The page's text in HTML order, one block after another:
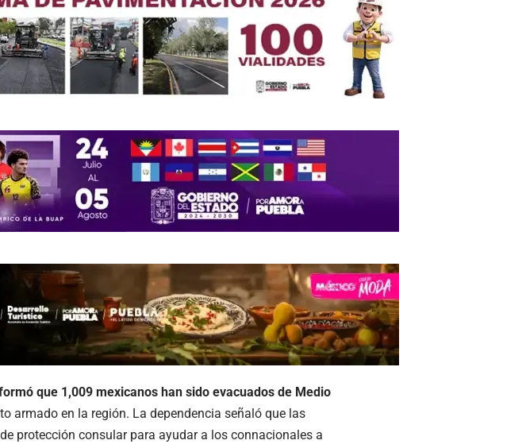
que 1,009 mexicanos han sido evacuados de Medio
armado en la región. La dependencia señaló que las
protección consular para ayudar a los connacionales a